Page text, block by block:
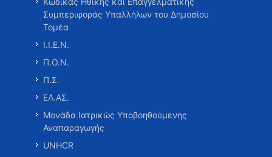
Συμπεριφοράς Υπαλλήλων του Δημοσίου
Τομέα
Ι.Ι.Ε.Ν.
Π.Ο.Ν.
Π.Σ.
ΕΛ.ΑΣ.
Μονάδα Ιατρικώς Υποβοηθούμενης
Αναπαραγωγής
UNHCR